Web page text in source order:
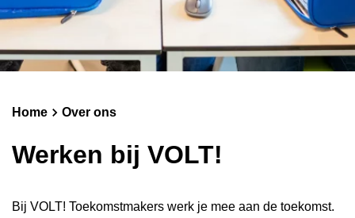
Schoolgids
Home Over ons
Werken bij VOLT!
Bij VOLT! Toekomstmakers werk je mee aan de toekomst.